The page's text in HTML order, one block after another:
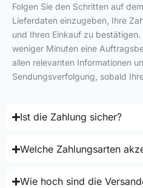
Folgen Sie den Schritten auf
Lieferdaten einzugeben, Ihre
und Ihren Einkauf zu
weniger Minuten eine
allen relevanten Informationen
Sendungsverfolgung, sobald
Ist die Zahlung sicher?
Welche Zahlungsarten
Wie hoch sind die